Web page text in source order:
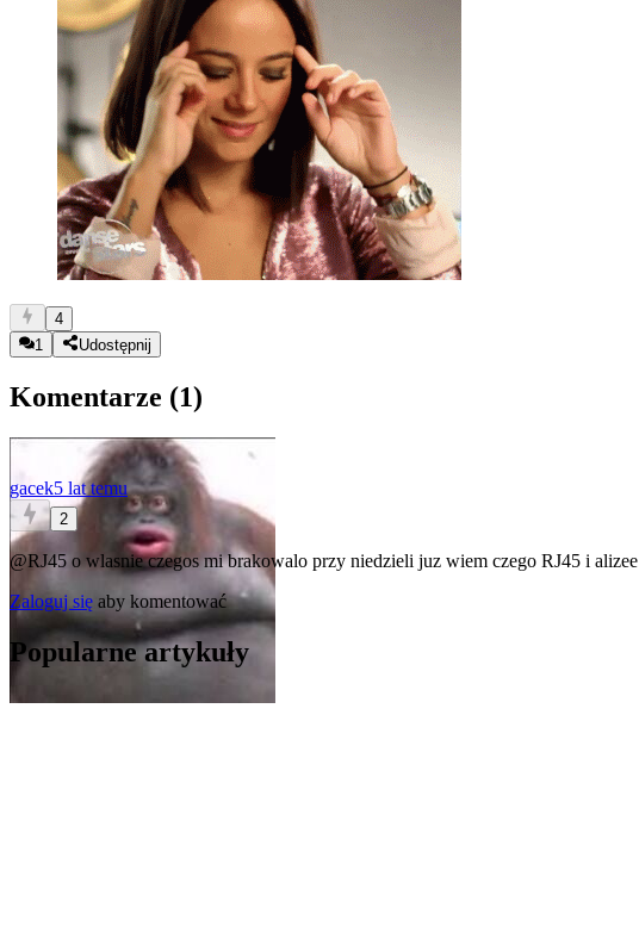
4
1
Udostępnij
Komentarze (1)
gacek5 lat temu
2
@RJ45 o wlasnie czegos mi brakowalo przy niedzieli juz wiem czego RJ45 i alizee
Zaloguj się aby komentować
Popularne artykuły